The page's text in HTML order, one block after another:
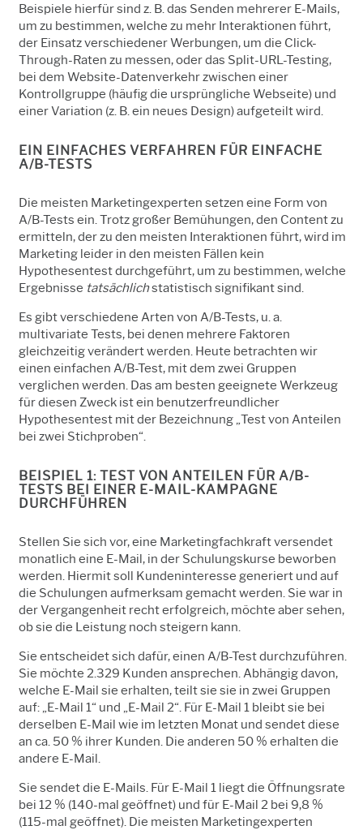
Beispiele hierfür sind z. B. das Senden mehrerer E-Mails,
um zu bestimmen, welche zu mehr Interaktionen führt,
der Einsatz verschiedener Werbungen, um die Click-
Through-Raten zu messen, oder das Split-URL-Testing,
bei dem Website-Datenverkehr zwischen einer
Kontrollgruppe (häufig die ursprüngliche Webseite) und
einer Variation (z. B. ein neues Design) aufgeteilt wird.
EIN EINFACHES VERFAHREN FÜR EINFACHE
A/B-TESTS
Die meisten Marketingexperten setzen eine Form von
A/B-Tests ein. Trotz großer Bemühungen, den Content zu
ermitteln, der zu den meisten Interaktionen führt, wird im
Marketing leider in den meisten Fällen kein
Hypothesentest durchgeführt, um zu bestimmen, welche
Ergebnisse tatsächlichstatistisch signifikant sind.
Es gibt verschiedene Arten von A/B-Tests, u. a.
multivariate Tests, bei denen mehrere Faktoren
gleichzeitig verändert werden. Heute betrachten wir
einen einfachen A/B-Test, mit dem zwei Gruppen
verglichen werden. Das am besten geeignete Werkzeug
für diesen Zweck ist ein benutzerfreundlicher
Hypothesentest mit der Bezeichnung „Test von Anteilen
bei zwei Stichproben“.
BEISPIEL 1: TEST VON ANTEILEN FÜR A/B-
TESTS BEI EINER E-MAIL-KAMPAGNE
DURCHFÜHREN
Stellen Sie sich vor, eine Marketingfachkraft versendet
monatlich eine E-Mail, in der Schulungskurse beworben
werden. Hiermit soll Kundeninteresse generiert und auf
die Schulungen aufmerksam gemacht werden. Sie war in
der Vergangenheit recht erfolgreich, möchte aber sehen,
ob sie die Leistung noch steigern kann.
Sie entscheidet sich dafür, einen A/B-Test durchzuführen.
Sie möchte 2.329 Kunden ansprechen. Abhängig davon,
welche E-Mail sie erhalten, teilt sie sie in zwei Gruppen
auf: „E-Mail 1“ und „E-Mail 2“. Für E-Mail 1 bleibt sie bei
derselben E-Mail wie im letzten Monat und sendet diese
an ca. 50 % ihrer Kunden. Die anderen 50 % erhalten die
andere E-Mail.
Sie sendet die E-Mails. Für E-Mail 1 liegt die Öffnungsrate
bei 12 % (140-mal geöffnet) und für E-Mail 2 bei 9,8 %
(115-mal geöffnet). Die meisten Marketingexperten